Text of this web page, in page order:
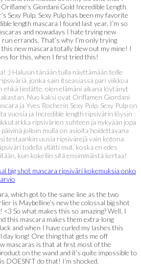
Giordani Gold Incredible Length
Sexy Pulp. Sexy Pulp has been my favorite
length mascara I found last year. I’m so
and nowadays I hate trying new
errands. That’s why I’m only trying
new mascara totally blew out my mine! I
for this, when I first tried this!
:) Halusin tänään tulla näyttämään teille
jonka sain itseasiassa pari viikkoa
tiedätte, olen elämäni aikana löytänyt
Nuo kaksi ovat Oriflamen Giordani
ja Yves Rocherin Sexy Pulp. Sexy Pulp on
vuosia ja Incredible length ripsivärin löysin
ripsivärien suhteen ja nykyään jopa
jolloin mulla on asioita hoidettavana
testaankin uusia ripsivärejä vain kotona
todella yllätti mut, koska en edes
kun kokeilin sitä ensimmäistä kertaa!
which got to the same line as the two
is Maybelline’s new the colossal big shot
<3 So what makes this so amazing? Well, I
this mascara makes them extra-long
and when I have curled my lashes this
day long! One thing that gets me off
mascaras is that at first most of the
on the wand and it’s quite impossible to
DOESN’T do that! I’m shocked.